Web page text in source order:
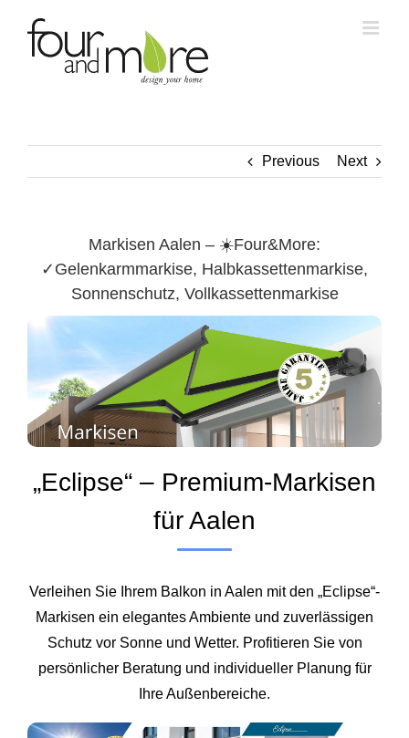
content
Previous Next
Markisen Aalen – ☀️Four&More:
✓Gelenkarmmarkise, Halbkassettenmarkise,
Sonnenschutz, Vollkassettenmarkise
„Eclipse“ – Premium-Markisen
für Aalen
Verleihen Sie Ihrem Balkon in Aalen mit den „Eclipse“-
Markisen ein elegantes Ambiente und zuverlässigen
Schutz vor Sonne und Wetter. Profitieren Sie von
persönlicher Beratung und individueller Planung für
Ihre Außenbereiche.